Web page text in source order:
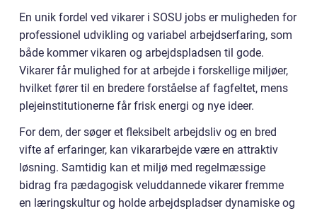
En unik fordel ved vikarer i SOSU jobs er muligheden for
professionel udvikling og variabel arbejdserfaring, som
både kommer vikaren og arbejdspladsen til gode.
Vikarer får mulighed for at arbejde i forskellige miljøer,
hvilket fører til en bredere forståelse af fagfeltet, mens
plejeinstitutionerne får frisk energi og nye ideer.
For dem, der søger et fleksibelt arbejdsliv og en bred
vifte af erfaringer, kan vikararbejde være en attraktiv
løsning. Samtidig kan et miljø med regelmæssige
bidrag fra pædagogisk veluddannede vikarer fremme
en læringskultur og holde arbejdspladser dynamiske og